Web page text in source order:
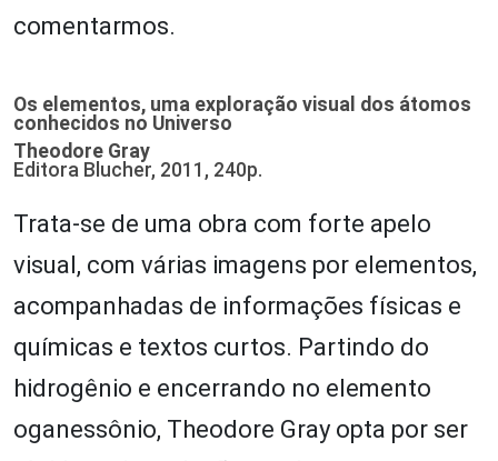
comentarmos.
Os elementos, uma exploração visual dos átomos
conhecidos no Universo
Theodore Gray
Editora Blucher, 2011, 240p.
Trata-se de uma obra com forte apelo
visual, com várias imagens por elementos,
acompanhadas de informações físicas e
químicas e textos curtos. Partindo do
hidrogênio e encerrando no elemento
oganessônio, Theodore Gray opta por ser